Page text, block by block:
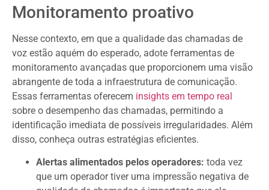
Monitoramento proativo
Nesse contexto, em que a qualidade das chamadas de
voz estão aquém do esperado, adote ferramentas de
monitoramento avançadas que proporcionem uma visão
abrangente de toda a infraestrutura de comunicação.
Essas ferramentas oferecem insights em tempo real
sobre o desempenho das chamadas, permitindo a
identificação imediata de possíveis irregularidades. Além
disso, conheça outras estratégias eficientes.
Alertas alimentados pelos operadores: toda vez
que um operador tiver uma impressão negativa de